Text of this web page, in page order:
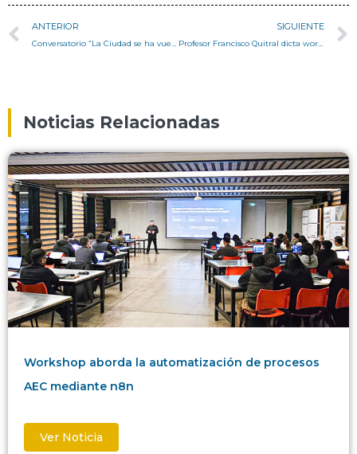
ANTERIOR
Conversatorio “La Ciudad se ha vuelto Metabólicamente Peligrosa”
SIGUIENTE
Profesor Francisco Quitral dicta workshop en Universidad del Bío-Bío
Noticias Relacionadas
Workshop aborda la automatización de procesos
AEC mediante n8n
Ver Noticia